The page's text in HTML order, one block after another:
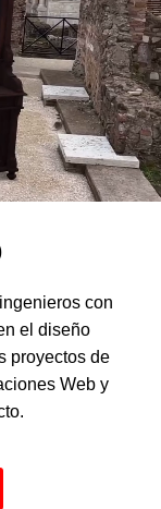
con
el diseño
proyectos de
Web y